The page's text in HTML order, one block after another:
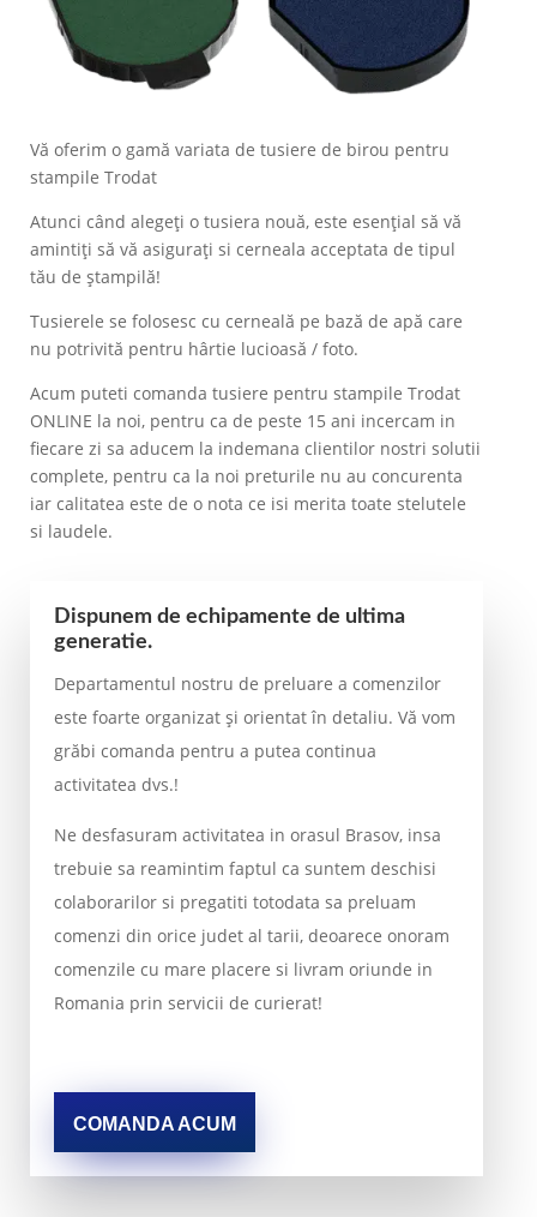
Vă oferim o gamă variata de tusiere de birou pentru
stampile Trodat
Atunci când alegeți o tusiera nouă, este esențial să vă
amintiți să vă asigurați si cerneala acceptata de tipul
tău de ștampilă!
Tusierele se folosesc cu cerneală pe bază de apă care
nu potrivită pentru hârtie lucioasă / foto.
Acum puteti comanda tusiere pentru stampile Trodat
ONLINE la noi, pentru ca de peste 15 ani incercam in
fiecare zi sa aducem la indemana clientilor nostri solutii
complete, pentru ca la noi preturile nu au concurenta
iar calitatea este de o nota ce isi merita toate stelutele
si laudele.
Dispunem de echipamente de ultima
generatie.
Departamentul nostru de preluare a comenzilor
este foarte organizat și orientat în detaliu. Vă vom
grăbi comanda pentru a putea continua
activitatea dvs.!
Ne desfasuram activitatea in orasul Brasov, insa
trebuie sa reamintim faptul ca suntem deschisi
colaborarilor si pregatiti totodata sa preluam
comenzi din orice judet al tarii, deoarece onoram
comenzile cu mare placere si livram oriunde in
Romania prin servicii de curierat!
COMANDA ACUM